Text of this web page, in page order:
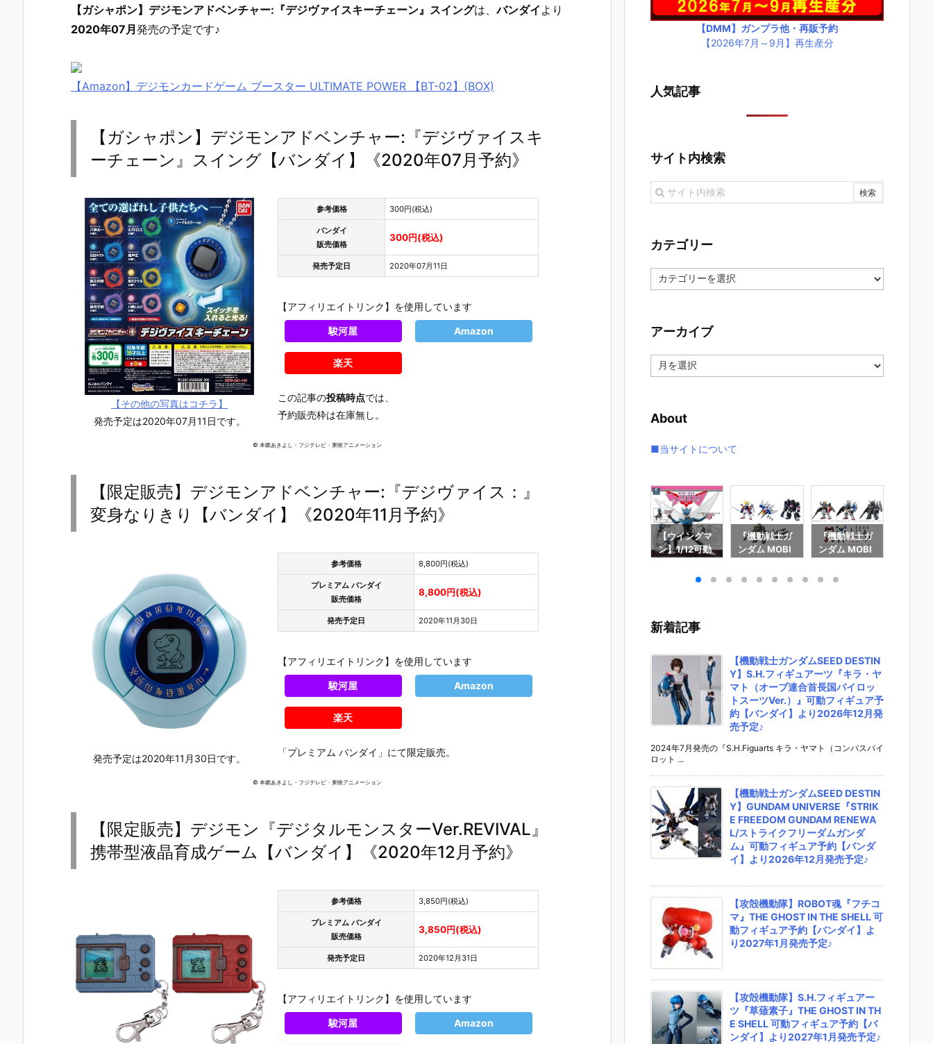
【ガシャポン】デジモンアドベンチャー:『デジヴァイスキーチェーン』スイングは、バンダイ より
2020年07月 発売の予定です♪
【Amazon】デジモンカードゲーム ブースター ULTIMATE POWER 【BT-02】(BOX)
【ガシャポン】デジモンアドベンチャー:『デジヴァイスキ
ーチェーン』スイング【バンダイ】《2020年07月予約》
【その他の写真はコチラ】
発売予定は2020年07月11日です。
参考価格 300円(税込)
バンダイ
販売価格
300円(税込)
発売予定日 2020年07月11日
【アフィリエイトリンク】を使用しています
駿河屋 Amazon
楽天
この記事の投稿時点では、
予約販売枠は在庫無し。
© 本郷あきよし・フジテレビ・東映アニメーション
【限定販売】デジモンアドベンチャー:『デジヴァイス：』
変身なりきり【バンダイ】《2020年11月予約》
発売予定は2020年11月30日です。
参考価格 8,800円(税込)
プレミアム バンダイ
販売価格
8,800円(税込)
発売予定日 2020年11月30日
【アフィリエイトリンク】を使用しています
駿河屋 Amazon
楽天
「プレミアム バンダイ」にて限定販売。
© 本郷あきよし・フジテレビ・東映アニメーション
【限定販売】デジモン『デジタルモンスターVer.REVIVAL』
携帯型液晶育成ゲーム【バンダイ】《2020年12月予約》
参考価格 3,850円(税込)
プレミアム バンダイ
販売価格
3,850円(税込)
発売予定日 2020年12月31日
【アフィリエイトリンク】を使用しています
駿河屋 Amazon
【DMM】ガンプラ他・再販予約
【2026年7月～9月】再生産分
人気記事
サイト内検索
カテゴリー
カ
テ
ー
アーカイブ
ー
ブ
About
■当サイトについて
MSメカニカ
ルバスト09
『デスティニ
ーガンダムSp
ecII』フィギ
ュア予約【バ
ンダイ】より
2026年4月発
売予定♪
EMBLE 13』
デフォルメ可
動フィギュア
予約【バンダ
イ】より202
6年2月26日
再販予定♪
EMBLE 30』
イ】より202
LE SUIT ENS
EMBLE 29』
デフォルメ可
動フィギュア
予約【バンダ
イ】より202
定♪
ULE ACTION
～初音ミク c
olor Ver.～』
【バンダイ】
より2025年9
NSEMBLE ～
ンサンブル 10
【ウイングマ
ン】1/12可動
リーズ『ウイ
TA】より202
定♪
『機動戦士ガ
ンダム MOBI
EMBLE 31』
予定♪
『機動戦士ガ
ンダム MOBI
EMBLE 14』
定♪
新着記事
【機動戦士ガンダムSEED DESTIN
Y】S.H.フィギュアーツ『キラ・ヤ
マト（オーブ連合首長国パイロッ
トスーツVer.）』可動フィギュア予
約【バンダイ】より2026年12月発
売予定♪
2024年7月発売の『S.H.Figuarts キラ・ヤマト（コンパスパイ
ロット ...
【機動戦士ガンダムSEED DESTIN
Y】GUNDAM UNIVERSE『STRIK
E FREEDOM GUNDAM RENEWA
L/ストライクフリーダムガンダ
ム』可動フィギュア予約【バンダ
イ】より2026年12月発売予定♪
【攻殻機動隊】ROBOT魂『フチコ
マ』THE GHOST IN THE SHELL 可
動フィギュア予約【バンダイ】よ
り2027年1月発売予定♪
【攻殻機動隊】S.H.フィギュアー
ツ『草薙素子』THE GHOST IN TH
E SHELL 可動フィギュア予約【バ
ンダイ】より2027年1月発売予定♪